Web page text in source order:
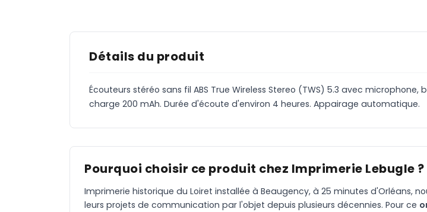
Détails du produit
Écouteurs stéréo sans fil ABS True Wireless Stereo (TWS) 5.3 avec
charge 200 mAh. Durée d'écoute d'environ 4 heures. Appairage automatique.
Pourquoi choisir ce produit chez Imprimerie Lebugle ?
Imprimerie historique du Loiret installée à Beaugency, à 25 minutes d'Orléans,
leurs projets de communication par l'objet depuis plusieurs décennies. Pour ce